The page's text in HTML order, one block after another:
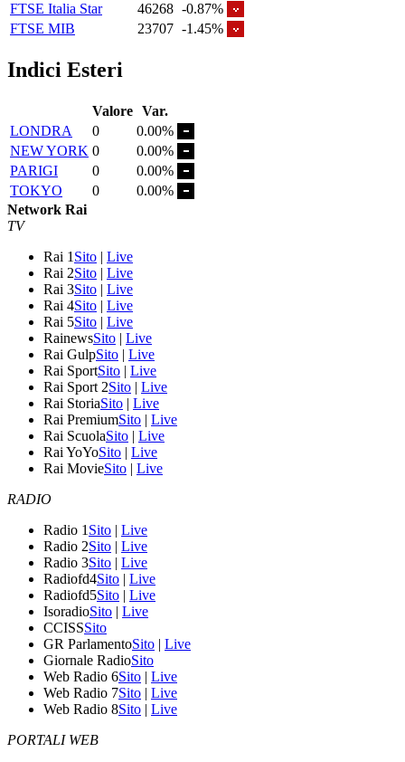
FTSE Italia Star
46268 -0.87%
FTSE MIB
23707 -1.45%
Indici Esteri
Valore Var.
LONDRA
0
0.00%
NEW YORK 0
0.00%
PARIGI
0
0.00%
TOKYO
0
0.00%
Network Rai
TV
Rai 1 Sito | Live
Rai 2Sito | Live
Rai 3Sito | Live
Rai 4Sito | Live
Rai 5Sito | Live
RainewsSito | Live
Rai GulpSito | Live
Rai SportSito | Live
Rai Sport 2Sito | Live
Rai StoriaSito | Live
Rai PremiumSito | Live
Rai ScuolaSito | Live
Rai YoYoSito | Live
Rai MovieSito | Live
RADIO
Radio 1 Sito | Live
Radio 2Sito | Live
Radio 3Sito | Live
Radiofd4Sito | Live
Radiofd5Sito | Live
IsoradioSito | Live
CCISSSito
GR ParlamentoSito | Live
Giornale RadioSito
Web Radio 6Sito | Live
Web Radio 7Sito | Live
Web Radio 8Sito | Live
PORTALI WEB